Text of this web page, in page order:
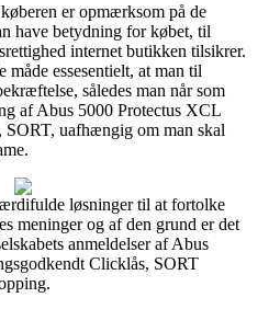
er opmærksom på de
have betydning for købet, til
internet butikken tilsikrer.
måde essesentielt, at man til
således man når som
af Abus 5000 Protectus XCL
uafhængig om man skal
løsninger til at fortolke
meninger og af den grund er det
anmeldelser af Abus
Clicklås, SORT